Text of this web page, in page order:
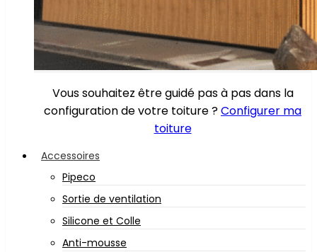
Vous souhaitez être guidé pas à pas dans la
configuration de votre toiture ?Configurer ma
toiture
Accessoires
Pipeco
Sortie de ventilation
Silicone et Colle
Anti-mousse